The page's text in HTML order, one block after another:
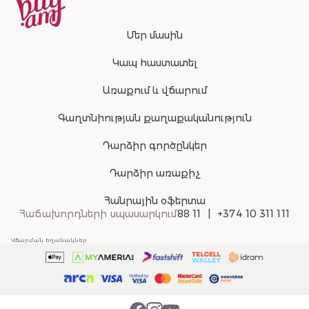
Մեր մասին
Կապ հաստատել
Առաքում և վճարում
Գաղտնիության քաղաքականություն
Դարձիր գործընկեր
Դարձիր առաքիչ
Հանրային օֆերտա
Հաճախորդների սպասարկում88 11 +374 10 311 111
Վճարման եղանակներ